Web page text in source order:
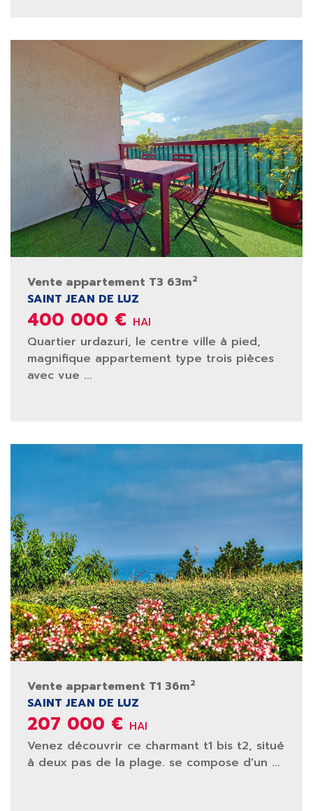
Vente appartement T3 63m2
SAINT JEAN DE LUZ
400 000 € HAI
Quartier urdazuri, le centre ville à pied,
magnifique appartement type trois pièces
avec vue ...
Vente appartement T1 36m2
SAINT JEAN DE LUZ
207 000 € HAI
Venez découvrir ce charmant t1 bis t2, situé
à deux pas de la plage. se compose d'un ...